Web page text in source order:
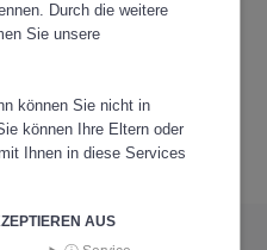
Durch die weitere
Sie unsere
können Sie nicht in
können Ihre Eltern oder
Ihnen in diese Services
AUS